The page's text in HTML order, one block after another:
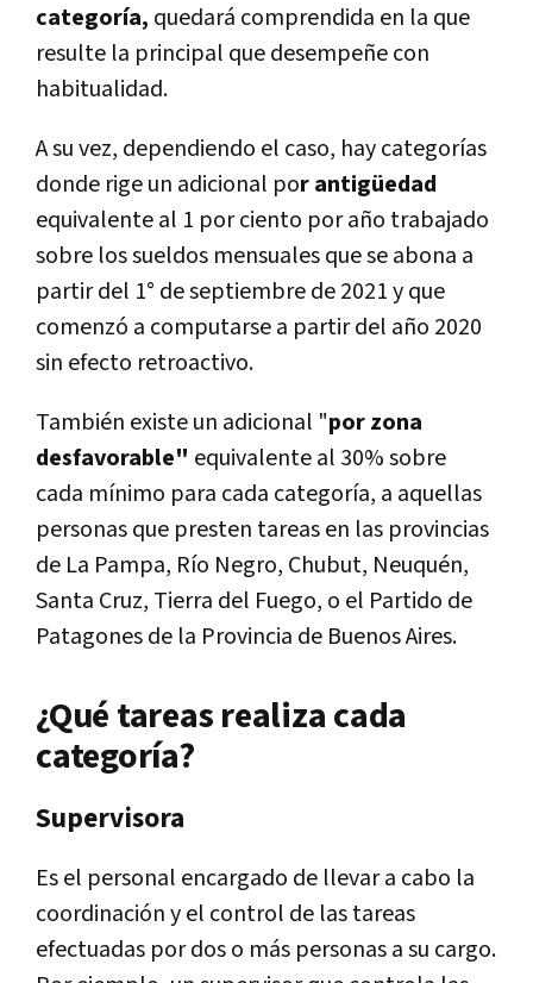
categoría, quedará comprendida en la que
resulte la principal que desempeñe con
habitualidad.
A su vez, dependiendo el caso, hay categorías
donde rige un adicional por antigüedad
equivalente al 1 por ciento por año trabajado
sobre los sueldos mensuales que se abona a
partir del 1° de septiembre de 2021 y que
comenzó a computarse a partir del año 2020
sin efecto retroactivo.
También existe un adicional "por zona
desfavorable" equivalente al 30% sobre
cada mínimo para cada categoría, a aquellas
personas que presten tareas en las provincias
de La Pampa, Río Negro, Chubut, Neuquén,
Santa Cruz, Tierra del Fuego, o el Partido de
Patagones de la Provincia de Buenos Aires.
¿Qué tareas realiza cada
categoría?
Supervisora
Es el personal encargado de llevar a cabo la
coordinación y el control de las tareas
efectuadas por dos o más personas a su cargo.